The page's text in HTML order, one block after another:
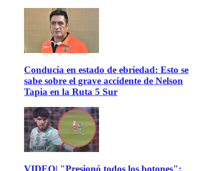
Conducía en estado de ebriedad: Esto se
sabe sobre el grave accidente de Nelson
Tapia en la Ruta 5 Sur
VIDEO| "Presionó todos los botones":